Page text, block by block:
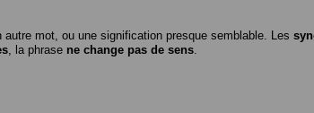
mot, ou une signification presque semblable. Les
, la phrase ne change pas de sens